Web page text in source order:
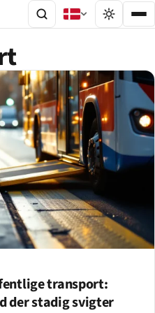
transport:
der stadig svigter